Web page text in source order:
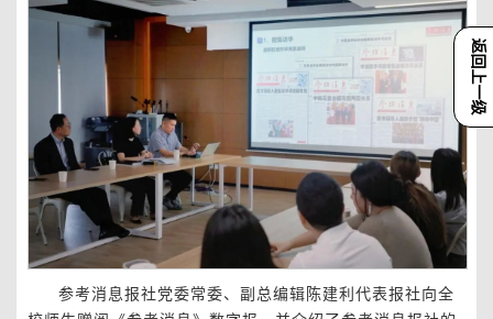
返回上一级
参考消息报社党委常委、副总编辑陈建利代表报社向全